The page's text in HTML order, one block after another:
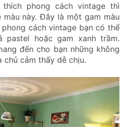
phong cách vintage thì
này. Đây là một gam màu
cách vintage bạn có thể
pastel hoặc gam xanh trầm.
đến cho bạn những không
chủ cảm thấy dễ chịu.